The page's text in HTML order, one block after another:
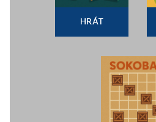
HRÁT